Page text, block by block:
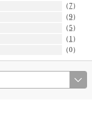
（ 7）
（9）
（5）
（ 1 ）
（0）